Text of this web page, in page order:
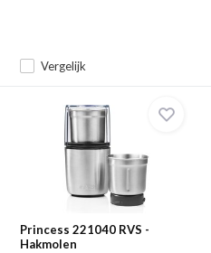
Vergelijk
Princess 221040 RVS -
Hakmolen